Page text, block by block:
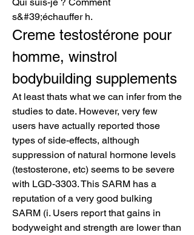
s&#39;échauffer h.
Creme testostérone pour
homme, winstrol
bodybuilding supplements
At least thats what we can infer from the
studies to date. However, very few
users have actually reported those
types of side-effects, although
suppression of natural hormone levels
(testosterone, etc) seems to be severe
with LGD-3303. This SARM has a
reputation of a very good bulking
SARM (i. Users report that gains in
bodyweight and strength are lower than